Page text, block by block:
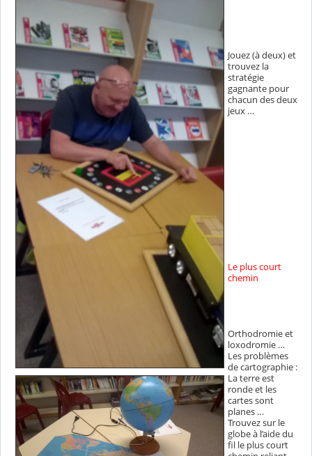
Jouez (à deux) et
trouvez la
stratégie
gagnante pour
chacun des deux
jeux …
Le plus court
chemin
Orthodromie et
loxodromie …
Les problèmes
de cartographie :
La terre est
ronde et les
cartes sont
planes …
Trouvez sur le
globe à l’aide du
fil le plus court